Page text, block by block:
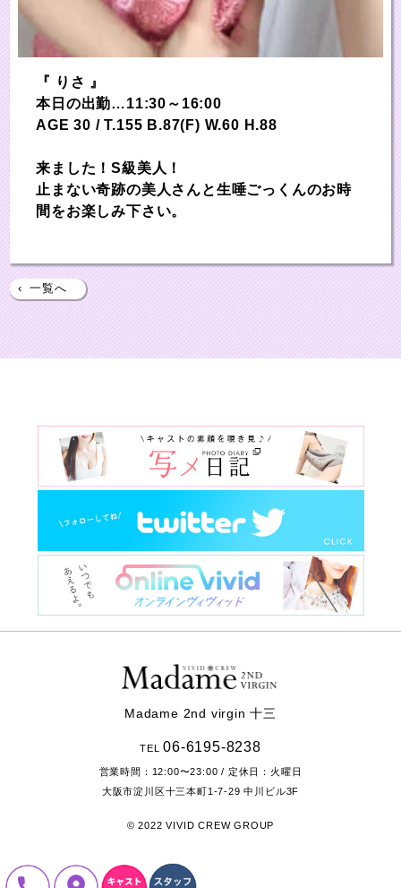
『 りさ 』
本日の出勤…11:30～16:00
AGE 30 / T.155 B.87(F) W.60 H.88
来ました！S級美人！
止まない奇跡の美人さんと生唾ごっくんのお時
間をお楽しみ下さい。
‹ 一覧へ
Madame 2nd virgin 十三
TEL06-6195-8238
営業時間： 12:00〜23:00 / 定休日：火曜日
大阪市淀川区十三本町1-7-29 中川ビル3F
© 2022 VIVID CREW GROUP